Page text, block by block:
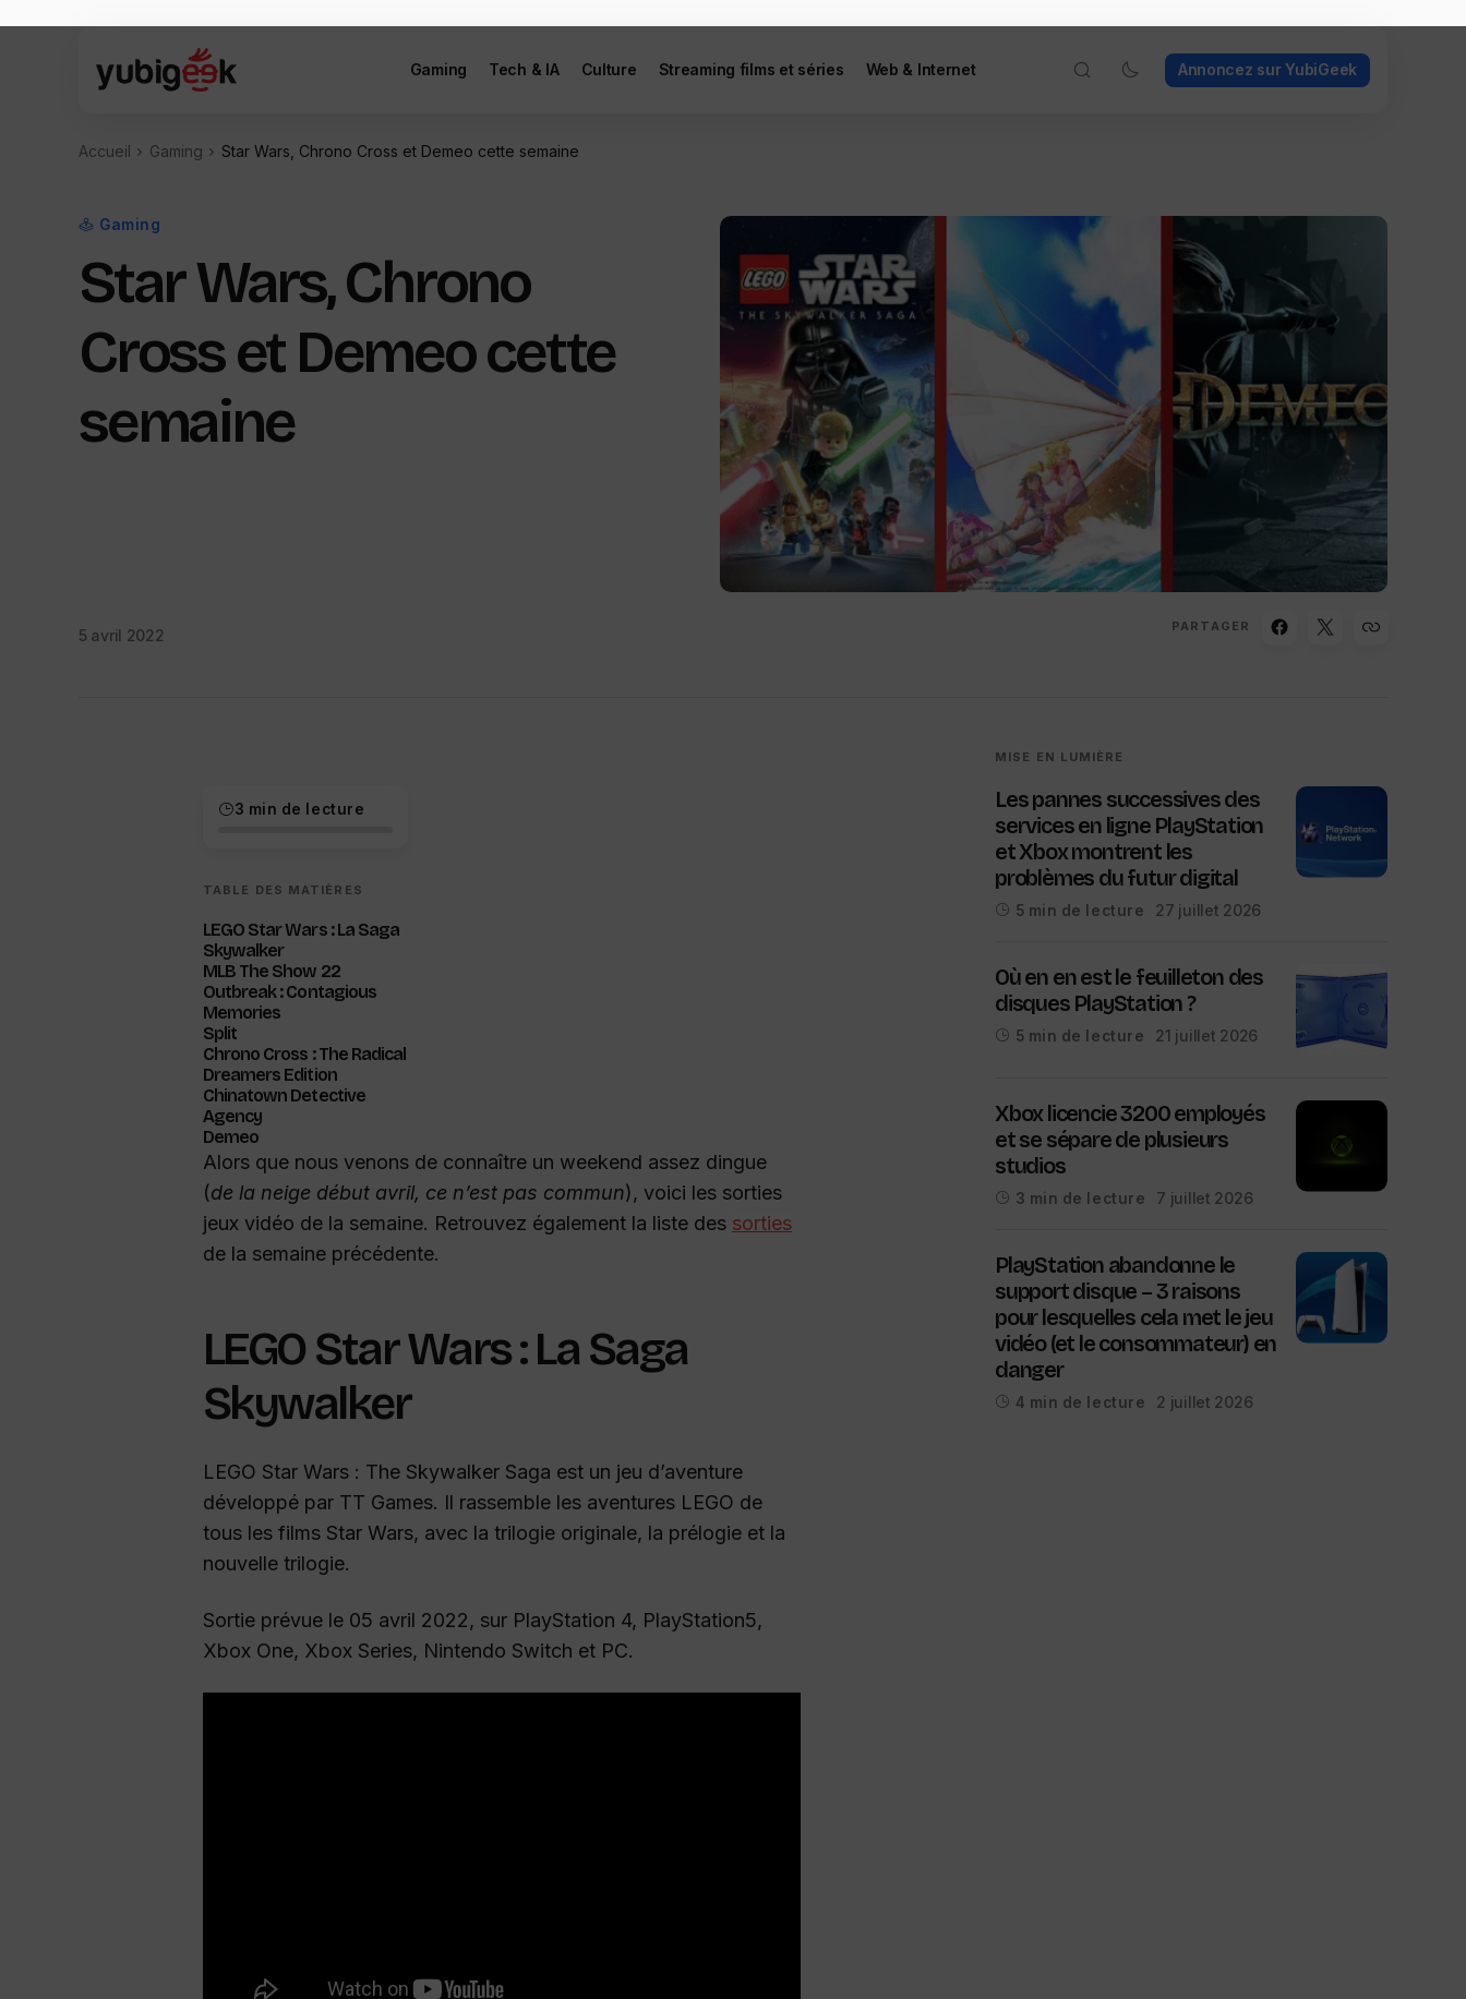
Gaming Tech & IA Culture Streaming films et séries Web & Internet Annoncez sur YubiGeek
Accueil Gaming Star Wars, Chrono Cross et Demeo cette semaine
Gaming
Star Wars, Chrono
Cross et Demeo cette
semaine
5 avril 2022 PARTAGER
3 min de lecture
TABLE DES MATIÈRES
LEGO Star Wars : La Saga
Skywalker
MLB The Show 22
Outbreak : Contagious
Memories
Split
Chrono Cross : The Radical
Dreamers Edition
Chinatown Detective
Agency
Demeo
Alors que nous venons de connaître un weekend assez dingue
(de la neige début avril, ce n’est pas commun), voici les sorties
jeux vidéo de la semaine. Retrouvez également la liste des sorties
de la semaine précédente.
LEGO Star Wars : La Saga
Skywalker
LEGO Star Wars : The Skywalker Saga est un jeu d’aventure
développé par TT Games. Il rassemble les aventures LEGO de
tous les films Star Wars, avec la trilogie originale, la prélogie et la
nouvelle trilogie.
Sortie prévue le 05 avril 2022, sur PlayStation 4, PlayStation5,
Xbox One, Xbox Series, Nintendo Switch et PC.
MISE EN LUMIÈRE
Les pannes successives des
services en ligne PlayStation
et Xbox montrent les
problèmes du futur digital
5 min de lecture 27 juillet 2026
Où en en est le feuilleton des
disques PlayStation ?
5 min de lecture 21 juillet 2026
Xbox licencie 3200 employés
et se sépare de plusieurs
studios
3 min de lecture 7 juillet 2026
PlayStation abandonne le
support disque – 3 raisons
pour lesquelles cela met le jeu
vidéo (et le consommateur) en
danger
4 min de lecture 2 juillet 2026